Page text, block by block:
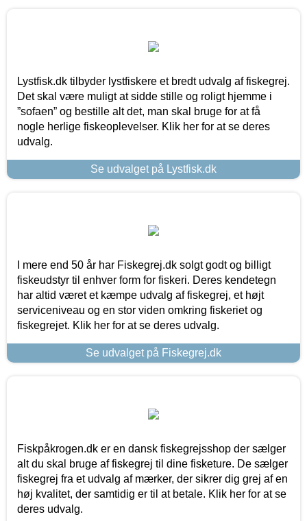
Lystfisk.dk tilbyder lystfiskere et bredt udvalg af fiskegrej.
Det skal være muligt at sidde stille og roligt hjemme i
”sofaen” og bestille alt det, man skal bruge for at få
nogle herlige fiskeoplevelser. Klik her for at se deres
udvalg.
Se udvalget på Lystfisk.dk
I mere end 50 år har Fiskegrej.dk solgt godt og billigt
fiskeudstyr til enhver form for fiskeri. Deres kendetegn
har altid været et kæmpe udvalg af fiskegrej, et højt
serviceniveau og en stor viden omkring fiskeriet og
fiskegrejet. Klik her for at se deres udvalg.
Se udvalget på Fiskegrej.dk
Fiskpåkrogen.dk er en dansk fiskegrejsshop der sælger
alt du skal bruge af fiskegrej til dine fisketure. De sælger
fiskegrej fra et udvalg af mærker, der sikrer dig grej af en
høj kvalitet, der samtidig er til at betale. Klik her for at se
deres udvalg.